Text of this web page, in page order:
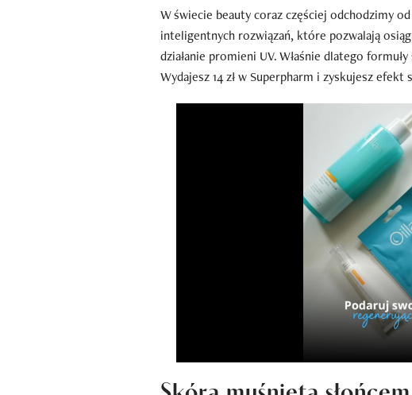
W świecie beauty coraz częściej odchodzimy
inteligentnych rozwiązań, które pozwalają
działanie promieni UV. Właśnie dlatego
Wydajesz 14 zł w Superpharm i zyskujesz